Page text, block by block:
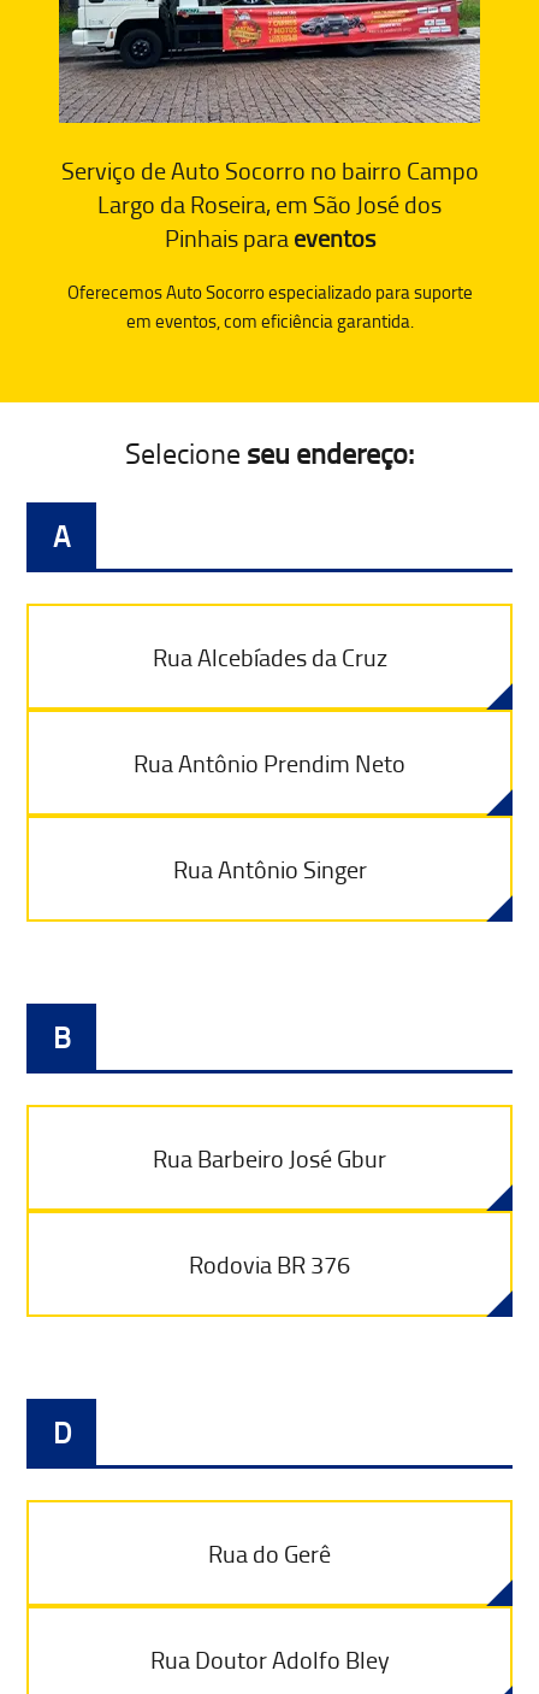
Serviço de Auto Socorro no bairro Campo
Largo da Roseira, em São José dos
Pinhais paraeventos
Oferecemos Auto Socorro especializado para suporte
em eventos, com eficiência garantida.
Selecione seu endereço:
A
Rua Alcebíades da Cruz
Rua Antônio Prendim Neto
Rua Antônio Singer
B
Rua Barbeiro José Gbur
Rodovia BR 376
D
Rua do Gerê
Rua Doutor Adolfo Bley